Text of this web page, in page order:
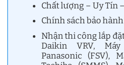
Chất lượng – Uy Tín
Chính sách bảo
Nhận thi công lắp
Daikin VRV,
Panasonic (FSV),